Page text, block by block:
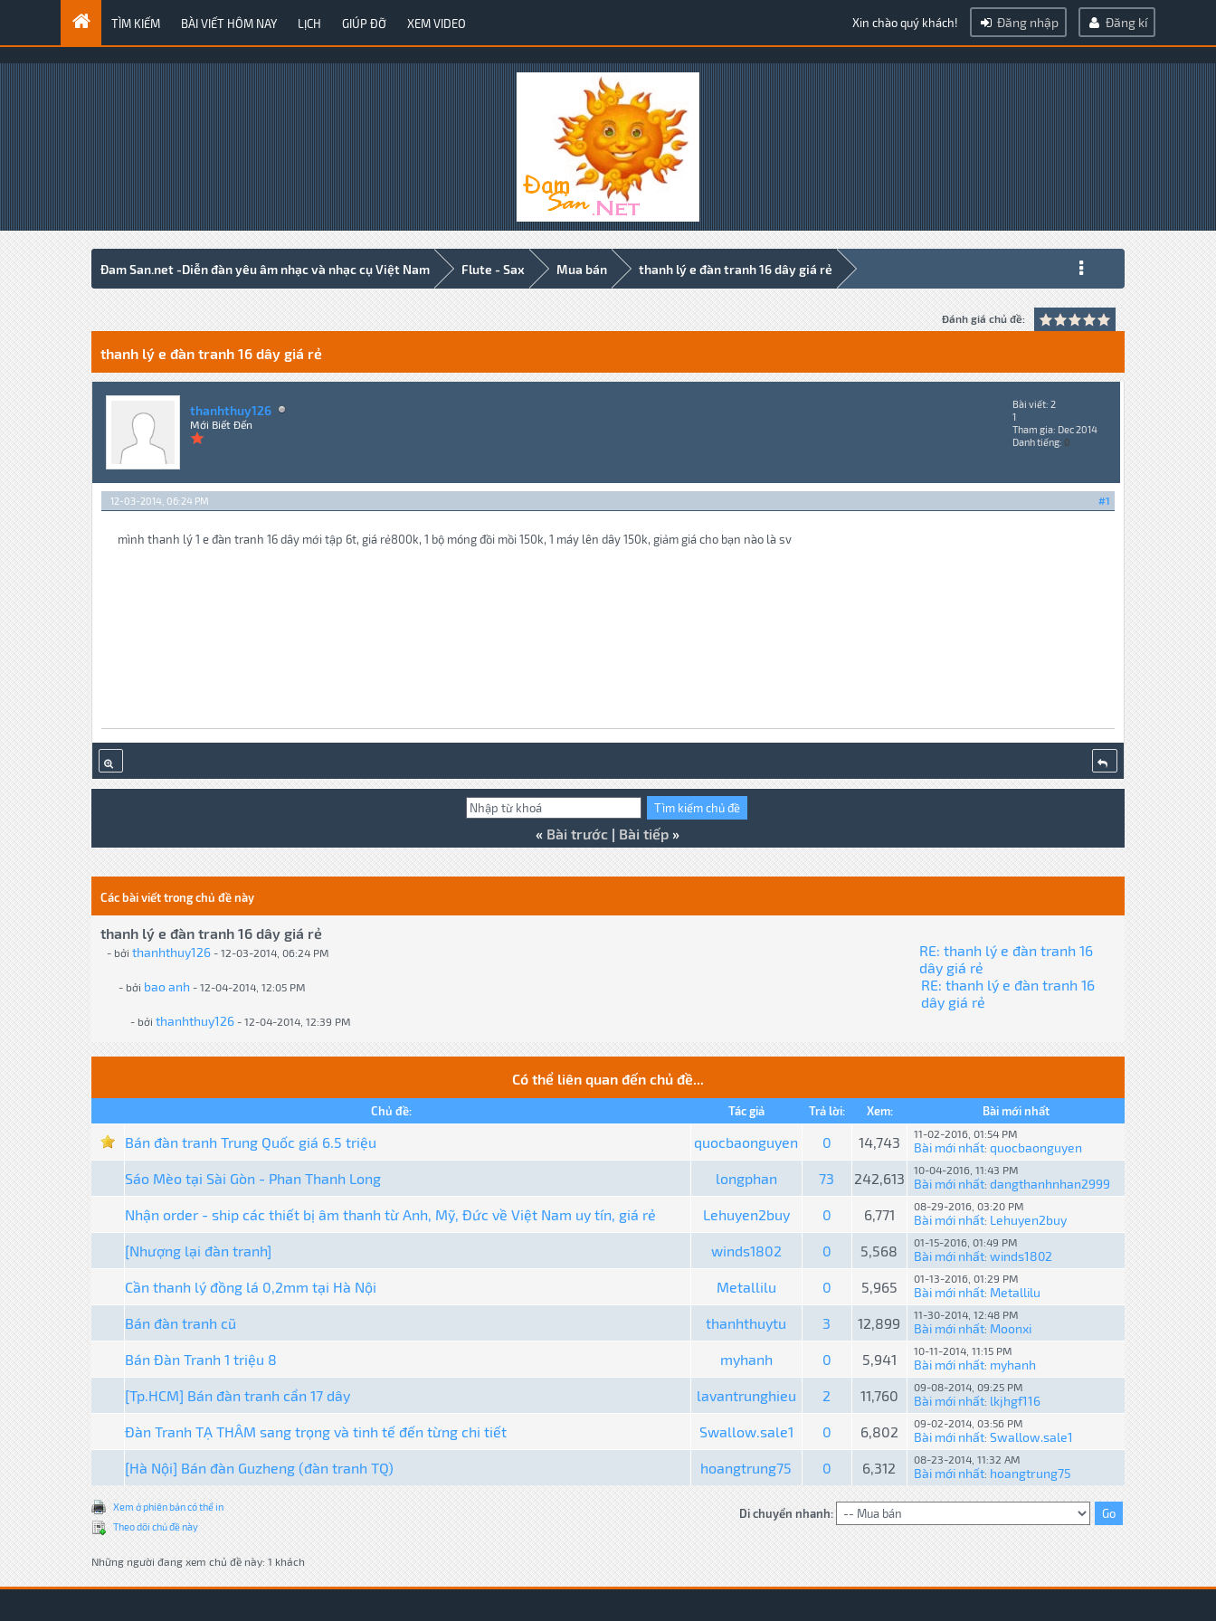
TÌM KIẾM BÀI VIẾT HÔM NAY LỊCH GIÚP ĐỠ XEM VIDEO Xin chào quý khách! Đăng nhập Đăng kí
Đam San.net -Diễn đàn yêu âm nhạc và nhạc cụ Việt Nam Flute - Sax Mua bán thanh lý e đàn tranh 16 dây giá rẻ
Đánh giá chủ đề:
0 Votes - 0 Average
1
2
3
4
5
thanh lý e đàn tranh 16 dây giá rẻ
thanhthuy126
Mới Biết Đến
Bài viết: 2
1
Tham gia: Dec 2014
Danh tiếng: 0
#1
12-03-2014, 06:24 PM
mình thanh lý 1 e đàn tranh 16 dây mới tập 6t, giá rẻ800k, 1 bộ móng đồi mồi 150k, 1 máy lên dây 150k, giảm giá cho bạn nào là sv
« Bài trước | Bài tiếp »
Các bài viết trong chủ đề này
thanh lý e đàn tranh 16 dây giá rẻ
- bởi thanhthuy126- 12-03-2014, 06:24 PM
RE: thanh lý e đàn tranh 16
dây giá rẻ
- bởi bao anh - 12-04-2014, 12:05 PM
RE: thanh lý e đàn tranh 16
dây giá rẻ
- bởi thanhthuy126- 12-04-2014, 12:39 PM
Có thể liên quan đến chủ đề...
Chủ đề: Tác giả Trả lời: Xem: Bài mới nhất
Bán đàn tranh Trung Quốc giá 6.5 triệu quocbaonguyen 0 14,743 11-02-2016, 01:54 PM
Bài mới nhất: quocbaonguyen
Sáo Mèo tại Sài Gòn - Phan Thanh Long longphan 73 242,613 10-04-2016, 11:43 PM
Bài mới nhất: dangthanhnhan2999
Nhận order - ship các thiết bị âm thanh từ Anh, Mỹ, Đức về Việt Nam uy tín, giá rẻ Lehuyen2buy 0 6,771 08-29-2016, 03:20 PM
Bài mới nhất: Lehuyen2buy
[Nhượng lại đàn tranh] winds1802 0 5,568 01-15-2016, 01:49 PM
Bài mới nhất: winds1802
Cần thanh lý đồng lá 0,2mm tại Hà Nội Metallilu 0 5,965 01-13-2016, 01:29 PM
Bài mới nhất: Metallilu
Bán đàn tranh cũ thanhthuytu 3 12,899 11-30-2014, 12:48 PM
Bài mới nhất: Moonxi
Bán Đàn Tranh 1 triệu 8 myhanh 0 5,941 10-11-2014, 11:15 PM
Bài mới nhất: myhanh
[Tp.HCM] Bán đàn tranh cẩn 17 dây lavantrunghieu 2 11,760 09-08-2014, 09:25 PM
Bài mới nhất: lkjhgf116
Đàn Tranh TẠ THÂM sang trọng và tinh tế đến từng chi tiết Swallow.sale1 0 6,802 09-02-2014, 03:56 PM
Bài mới nhất: Swallow.sale1
[Hà Nội] Bán đàn Guzheng (đàn tranh TQ) hoangtrung75 0 6,312 08-23-2014, 11:32 AM
Bài mới nhất: hoangtrung75
Xem ở phiên bản có thể in
Theo dõi chủ đề này
Di chuyển nhanh:
Những người đang xem chủ đề này: 1 khách